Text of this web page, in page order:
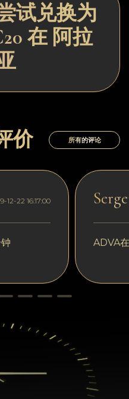
试兑换为
在 阿拉
价 所有的评论
12-22 16:17:00
ADVA